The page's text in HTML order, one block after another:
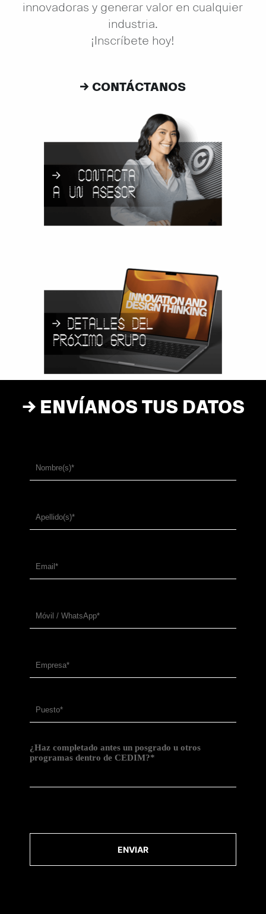
innovadoras y generar valor en cualquier
industria.
¡Inscríbete hoy!
→ CONTÁCTANOS
→ ENVÍANOS TUS DATOS
¿Haz completado antes un posgrado u otros
programas dentro de CEDIM?*